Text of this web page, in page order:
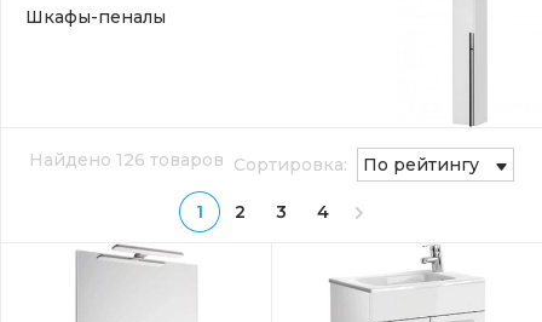
Шкафы-пеналы
Найдено 126 товаров
1 2 3 4
Сортировка: По рейтингу